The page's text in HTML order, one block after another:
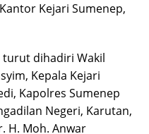
Kejari Sumenep,
dihadiri Wakil
Kepala Kejari
Kapolres Sumenep
Negeri, Karutan,
H. Moh. Anwar